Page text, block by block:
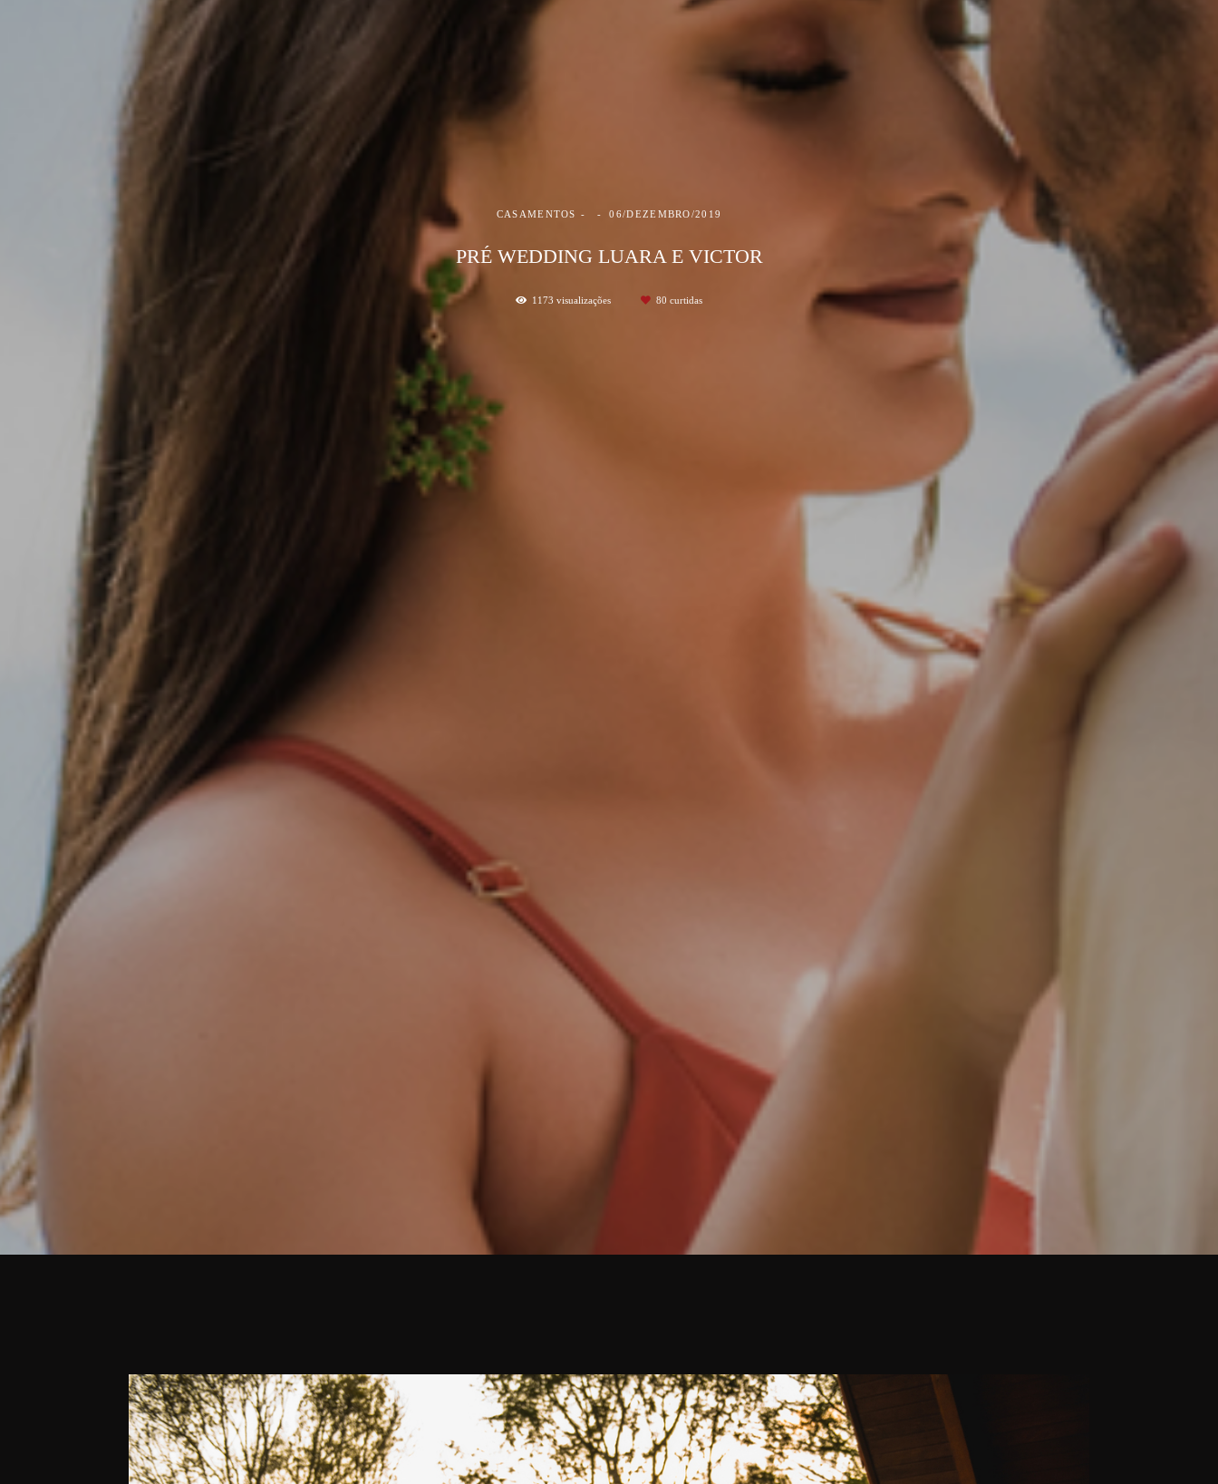
CASAMENTOS 06/DEZEMBRO/2019
PRÉ WEDDING LUARA E VICTOR
1173 visualizações 80 curtidas